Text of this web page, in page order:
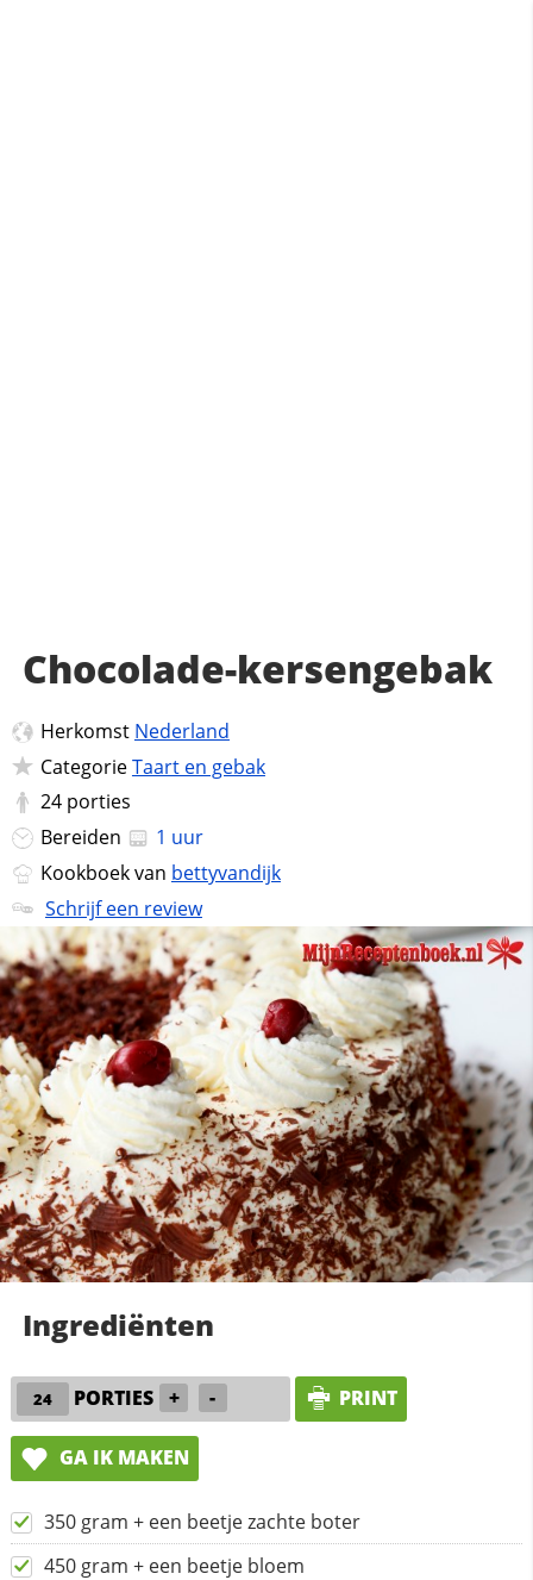
Chocolade-kersengebak
Herkomst Nederland
CategorieTaart en gebak
24 porties
Bereiden
1 uur
Kookboek van bettyvandijk
Schrijf een review
Ingrediënten
PORTIES + - PRINT
GA IK MAKEN
350 gram + een beetje zachte boter
450 gram + een beetje bloem